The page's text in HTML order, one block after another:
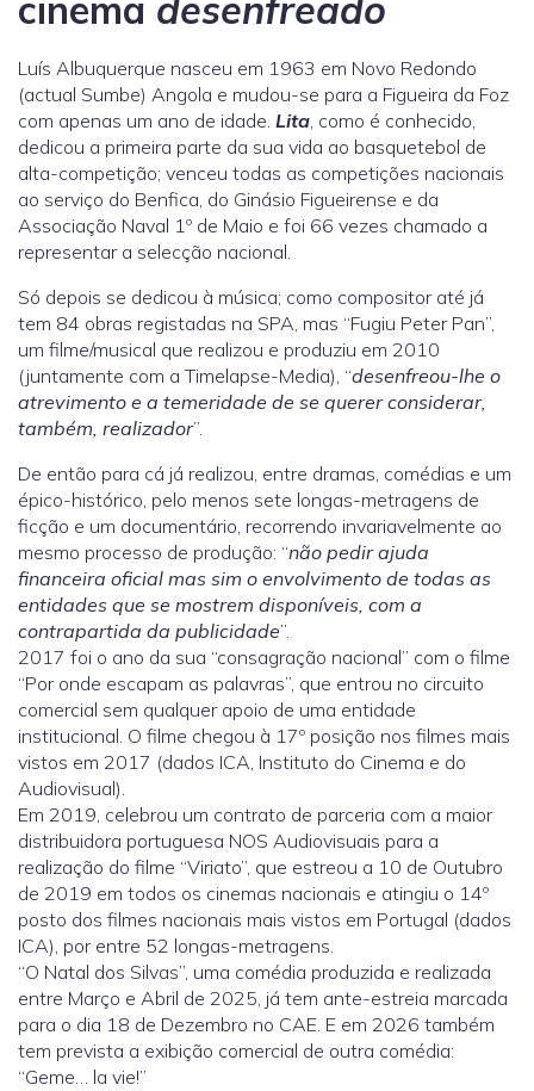
cinema desenfreado
Luís Albuquerque nasceu em 1963 em Novo Redondo
(actual Sumbe) Angola e mudou-se para a Figueira da Foz
com apenas um ano de idade. Lita, como é conhecido,
dedicou a primeira parte da sua vida ao basquetebol de
alta-competição; venceu todas as competições nacionais
ao serviço do Benfica, do Ginásio Figueirense e da
Associação Naval 1º de Maio e foi 66 vezes chamado a
representar a selecção nacional.
Só depois se dedicou à música; como compositor até já
tem 84 obras registadas na SPA, mas “Fugiu Peter Pan”,
um filme/musical que realizou e produziu em 2010
(juntamente com a Timelapse-Media), “desenfreou-lhe o
atrevimento e a temeridade de se querer considerar,
também, realizador”.
De então para cá já realizou, entre dramas, comédias e um
épico-histórico, pelo menos sete longas-metragens de
ficção e um documentário, recorrendo invariavelmente ao
mesmo processo de produção: “não pedir ajuda
financeira oficial mas sim o envolvimento de todas as
entidades que se mostrem disponíveis, com a
contrapartida da publicidade”.
2017 foi o ano da sua “consagração nacional” com o filme
“Por onde escapam as palavras”, que entrou no circuito
comercial sem qualquer apoio de uma entidade
institucional. O filme chegou à 17º posição nos filmes mais
vistos em 2017 (dados ICA, Instituto do Cinema e do
Audiovisual).
Em 2019, celebrou um contrato de parceria com a maior
distribuidora portuguesa NOS Audiovisuais para a
realização do filme “Viriato”, que estreou a 10 de Outubro
de 2019 em todos os cinemas nacionais e atingiu o 14º
posto dos filmes nacionais mais vistos em Portugal (dados
ICA), por entre 52 longas-metragens.
“O Natal dos Silvas”, uma comédia produzida e realizada
entre Março e Abril de 2025, já tem ante-estreia marcada
para o dia 18 de Dezembro no CAE. E em 2026 também
tem prevista a exibição comercial de outra comédia:
“Geme… la vie!”